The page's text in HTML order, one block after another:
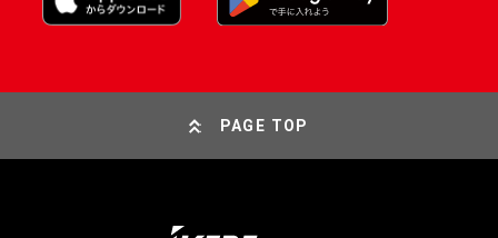
PAGE TOP